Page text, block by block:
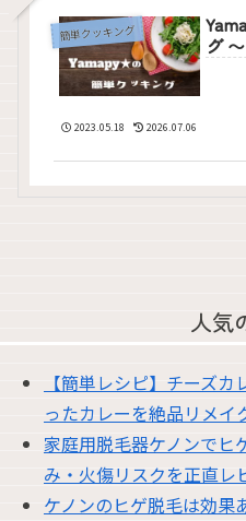
簡単クッキング
グ
2023.05.18 2026.07.06
人気
【簡単レシピ】チーズ
ったカレーを絶品リメイ
家庭用脱毛器ケノンでヒ
み・火傷リスクを正直レ
ケノンのヒゲ脱毛は効果